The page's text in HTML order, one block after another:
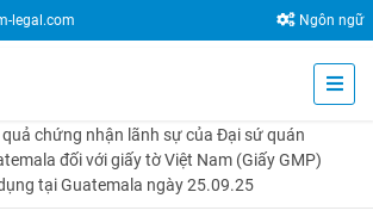
legal.com Ngôn ngữ
quả chứng nhận lãnh sự của Đại sứ quán
đối với giấy tờ Việt Nam (Giấy GMP)
tại Guatemala ngày 25.09.25